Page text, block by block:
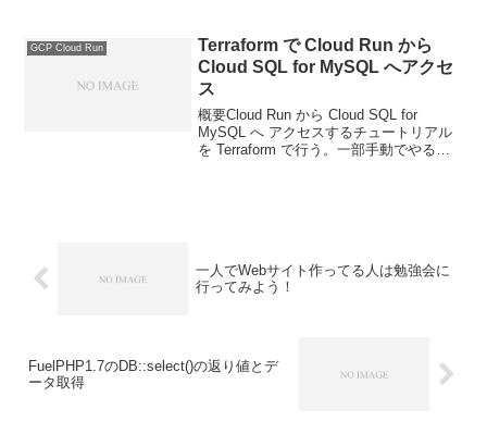
Eclipse のキーバインドを Vim と同じに
し...
GCP Cloud Run
Terraform で Cloud Run から
Cloud SQL for MySQL へアクセ
ス
概要Cloud Run から Cloud SQL for
MySQL へ アクセスするチュートリアル
を Terraform で行う。一部手動でやる。
一人でWebサイト作ってる人は勉強会に
行ってみよう！
FuelPHP1.7のDB::select()の返り値とデ
ータ取得